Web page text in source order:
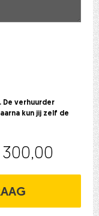
De verhuurder
kun jij zelf de